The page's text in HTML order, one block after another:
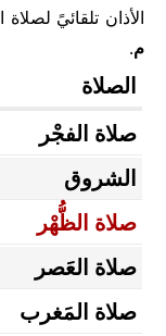
الأذان تلقائيً
م.
الصلاة
صلاة الفجْر
الشروق
صلاة الظُّهْر
صلاة العَصر
صلاة المَغرب